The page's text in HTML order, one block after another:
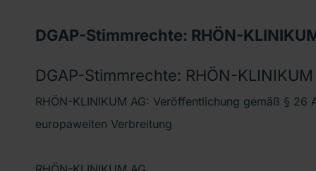
DGAP-Stimmrechte: RHÖN-
DGAP-Stimmrechte: RHÖN-
RHÖN-KLINIKUM AG: Veröffentlichung gemäß § 26
europaweiten Verbreitung